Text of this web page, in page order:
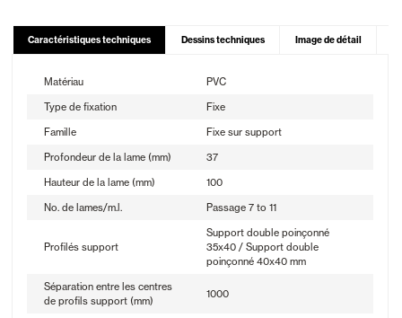
Caractéristiques techniques Dessins techniques Image de détail
Matériau
PVC
Type de fixation
Fixe
Famille
Fixe sur support
Profondeur de la lame (mm)
37
Hauteur de la lame (mm)
100
No. de lames/m.l.
Passage 7 to 11
Profilés support
Support double poinçonné
35x40 / Support double
poinçonné 40x40 mm
Séparation entre les centres
de profils support (mm)
1000